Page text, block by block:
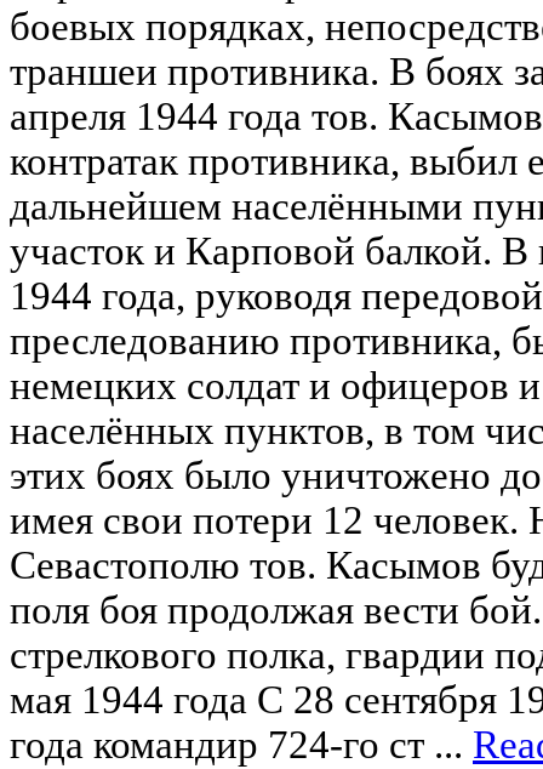
боевых порядках,
траншеи противника. В боях
апреля 1944 года тов.
контратак противника, выбил
дальнейшем населёнными
участок и Карповой балкой. В
1944 года, руководя
преследованию противника,
немецких солдат и офицеров
населённых пунктов, в том
этих боях было уничтожено
имея свои потери 12 человек.
Севастополю тов. Касымов
поля боя продолжая вести
стрелкового полка, гвардии
мая 1944 года С 28 сентября
года командир 724-го ст ...